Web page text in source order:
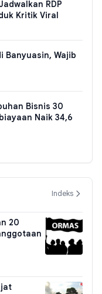
RDP
Kritik Viral
Banyuasin, Wajib
Bisnis 30
Naik 34,6
Indeks
20